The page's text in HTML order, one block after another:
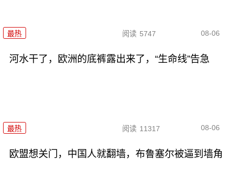
最热 阅读 5747 08-06
河水干了，欧洲的底裤露出来了，“生命线”告急
最热 阅读 11317 08-06
欧盟想关门，中国人就翻墙，布鲁塞尔被逼到墙角